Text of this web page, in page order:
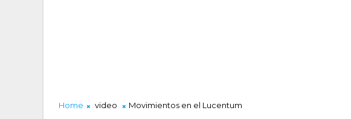
Home video Movimientos en el Lucentum